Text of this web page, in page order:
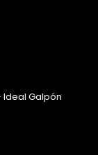
Ideal Galpón